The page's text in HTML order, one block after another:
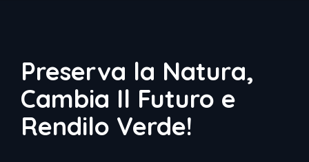
Preserva la Natura,
Cambia Il Futuro e
Rendilo Verde!